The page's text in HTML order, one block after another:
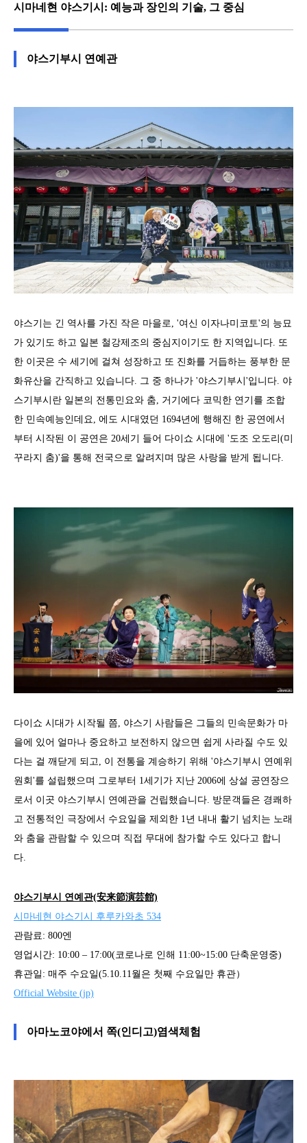
시마네현 야스기시: 예능과 장인의 기술, 그 중심
야스기부시 연예관
야스기는 긴 역사를 가진 작은 마을로, '여신 이자나미코토'의 능묘
가 있기도 하고 일본 철강제조의 중심지이기도 한 지역입니다. 또
한 이곳은 수 세기에 걸쳐 성장하고 또 진화를 거듭하는 풍부한 문
화유산을 간직하고 있습니다. 그 중 하나가 '야스기부시'입니다. 야
스기부시란 일본의 전통민요와 춤, 거기에다 코믹한 연기를 조합
한 민속예능인데요, 에도 시대였던 1694년에 행해진 한 공연에서
부터 시작된 이 공연은 20세기 들어 다이쇼 시대에 '도조 오도리(미
꾸라지 춤)'을 통해 전국으로 알려지며 많은 사랑을 받게 됩니다.
다이쇼 시대가 시작될 쯤, 야스기 사람들은 그들의 민속문화가 마
을에 있어 얼마나 중요하고 보전하지 않으면 쉽게 사라질 수도 있
다는 걸 깨닫게 되고, 이 전통을 계승하기 위해 '야스기부시 연예위
원회'를 설립했으며 그로부터 1세기가 지난 2006에 상설 공연장으
로서 이곳 야스기부시 연예관을 건립했습니다. 방문객들은 경쾌하
고 전통적인 극장에서 수요일을 제외한 1년 내내 활기 넘치는 노래
와 춤을 관람할 수 있으며 직접 무대에 참가할 수도 있다고 합니
다.
야스기부시 연예관(安来節演芸館)
시마네현 야스기시 후루카와초 534
관람료: 800엔
영업시간: 10:00 – 17:00(코로나로 인해 11:00~15:00 단축운영중)
휴관일: 매주 수요일(5.10.11월은 첫째 수요일만 휴관）
Official Website (jp)
아마노코야에서 쪽(인디고)염색체험